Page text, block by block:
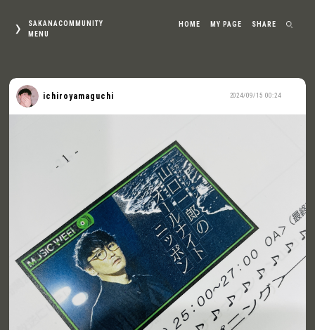
SAKANACOMMUNITY
MENU
HOME MY PAGE SHARE
2024/09/15 00:24
ichiroyamaguchi